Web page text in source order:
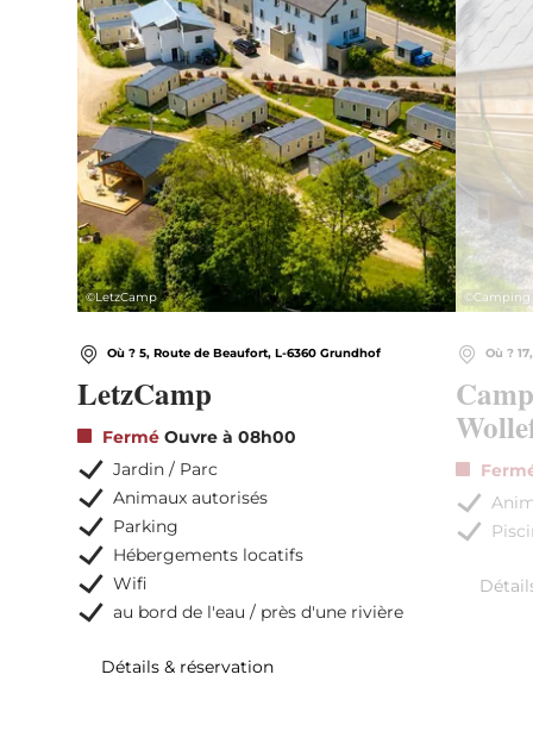
©LetzCamp
Où ? 5, Route de Beaufort, L-6360 Grundhof
LetzCamp
Fermé Ouvre à 08h00
Jardin / Parc
Animaux autorisés
Parking
Hébergements locatifs
Wifi
au bord de l'eau / près d'une rivière
Détails & réservation
©Camping
Où ?